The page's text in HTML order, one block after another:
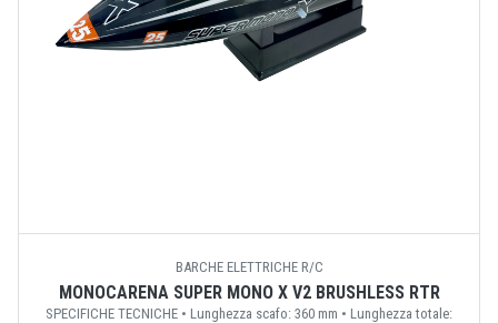
BARCHE ELETTRICHE R/C
MONOCARENA SUPER MONO X V2 BRUSHLESS RTR
SPECIFICHE TECNICHE • Lunghezza scafo: 360 mm • Lunghezza totale: